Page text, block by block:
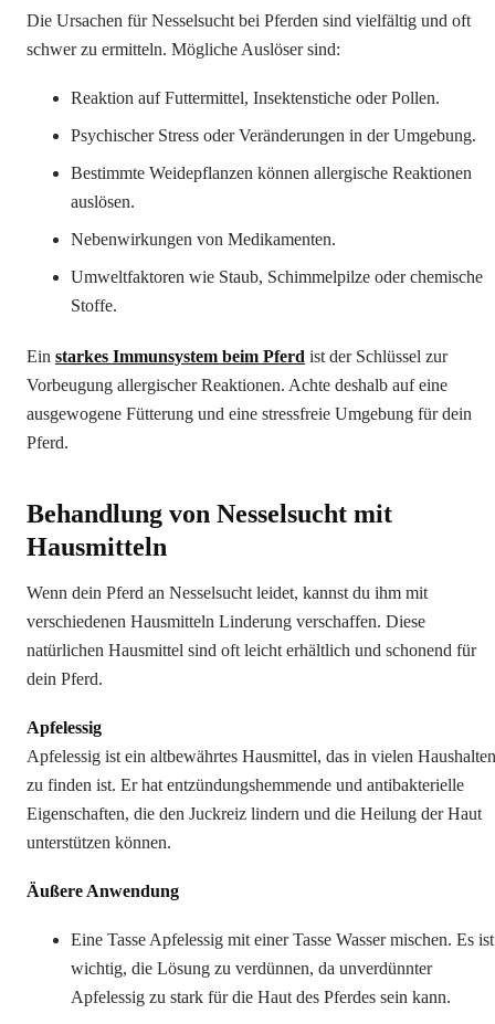
Die Ursachen für Nesselsucht bei Pferden sind vielfältig und oft
schwer zu ermitteln. Mögliche Auslöser sind:
Reaktion auf Futtermittel, Insektenstiche oder Pollen.
Psychischer Stress oder Veränderungen in der Umgebung.
Bestimmte Weidepflanzen können allergische Reaktionen
auslösen.
Nebenwirkungen von Medikamenten.
Umweltfaktoren wie Staub, Schimmelpilze oder chemische
Stoffe.
Ein starkes Immunsystem beim Pferd ist der Schlüssel zur
Vorbeugung allergischer Reaktionen. Achte deshalb auf eine
ausgewogene Fütterung und eine stressfreie Umgebung für dein
Pferd.
Behandlung von Nesselsucht mit
Hausmitteln
Wenn dein Pferd an Nesselsucht leidet, kannst du ihm mit
verschiedenen Hausmitteln Linderung verschaffen. Diese
natürlichen Hausmittel sind oft leicht erhältlich und schonend für
dein Pferd.
Apfelessig
Apfelessig ist ein altbewährtes Hausmittel, das in vielen Haushalten
zu finden ist. Er hat entzündungshemmende und antibakterielle
Eigenschaften, die den Juckreiz lindern und die Heilung der Haut
unterstützen können.
Äußere Anwendung
Eine Tasse Apfelessig mit einer Tasse Wasser mischen. Es ist
wichtig, die Lösung zu verdünnen, da unverdünnter
Apfelessig zu stark für die Haut des Pferdes sein kann.